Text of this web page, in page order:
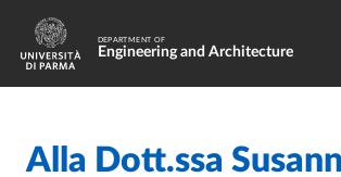
Skip to main content
Skip to footer
DEPARTMENT OF
Engineering and Architecture
Home /
Alla Dott.ssa